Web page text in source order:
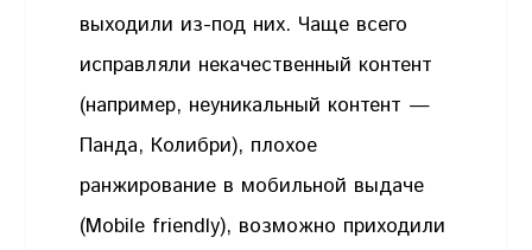
выходили из-под них. Чаще всего
исправляли некачественный контент
(например, неуникальный контент —
Панда, Колибри), плохое
ранжирование в мобильной выдаче
(Mobile friendly), возможно приходили